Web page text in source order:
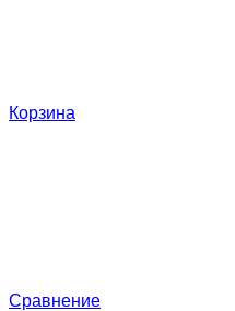
Корзина
Сравнение